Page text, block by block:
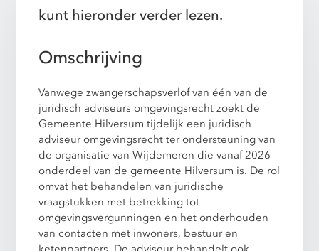
kunt hieronder verder lezen.
Omschrijving
Vanwege zwangerschapsverlof van één van de
juridisch adviseurs omgevingsrecht zoekt de
Gemeente Hilversum tijdelijk een juridisch
adviseur omgevingsrecht ter ondersteuning van
de organisatie van Wijdemeren die vanaf 2026
onderdeel van de gemeente Hilversum is. De rol
omvat het behandelen van juridische
vraagstukken met betrekking tot
omgevingsvergunningen en het onderhouden
van contacten met inwoners, bestuur en